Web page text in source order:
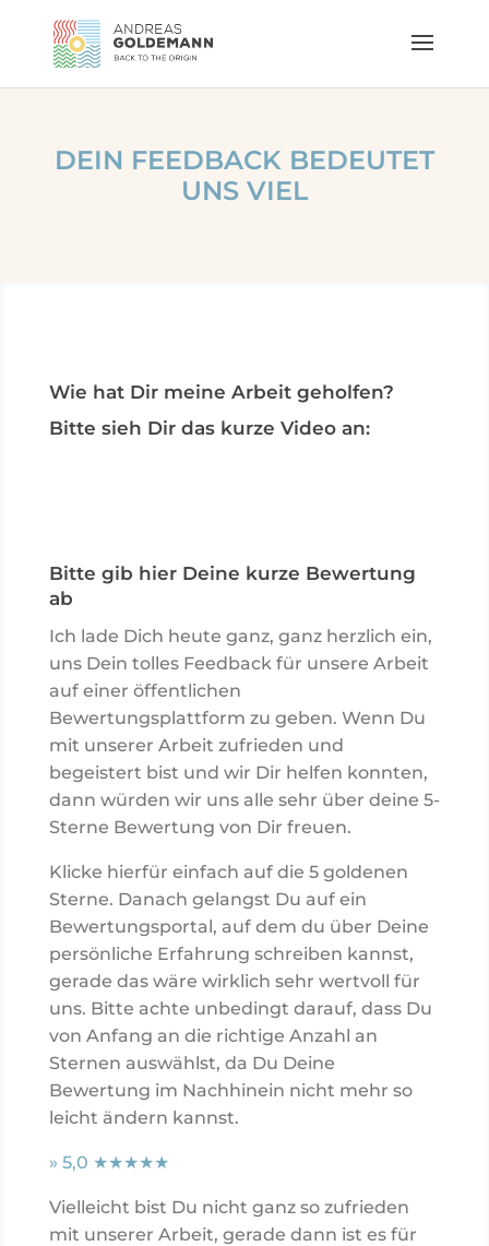
DEIN FEEDBACK BEDEUTET
UNS VIEL
Wie hat Dir meine Arbeit geholfen?
Bitte sieh Dir das kurze Video an:
Bitte gib hier Deine kurze Bewertung
ab
Ich lade Dich heute ganz, ganz herzlich ein,
uns Dein tolles Feedback für unsere Arbeit
auf einer öffentlichen
Bewertungsplattform zu geben. Wenn Du
mit unserer Arbeit zufrieden und
begeistert bist und wir Dir helfen konnten,
dann würden wir uns alle sehr über deine 5-
Sterne Bewertung von Dir freuen.
Klicke hierfür einfach auf die 5 goldenen
Sterne. Danach gelangst Du auf ein
Bewertungsportal, auf dem du über Deine
persönliche Erfahrung schreiben kannst,
gerade das wäre wirklich sehr wertvoll für
uns. Bitte achte unbedingt darauf, dass Du
von Anfang an die richtige Anzahl an
Sternen auswählst, da Du Deine
Bewertung im Nachhinein nicht mehr so
leicht ändern kannst.
» 5,0 ★★★★★
Vielleicht bist Du nicht ganz so zufrieden
mit unserer Arbeit, gerade dann ist es für